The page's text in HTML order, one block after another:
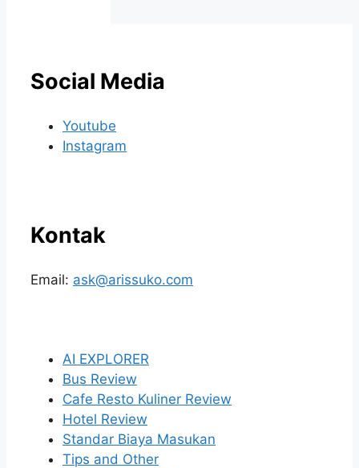
Social Media
Youtube
Instagram
Kontak
Email: ask@arissuko.com
AI EXPLORER
Bus Review
Cafe Resto Kuliner Review
Hotel Review
Standar Biaya Masukan
Tips and Other